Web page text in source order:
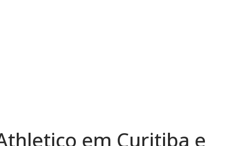
em Curitiba e